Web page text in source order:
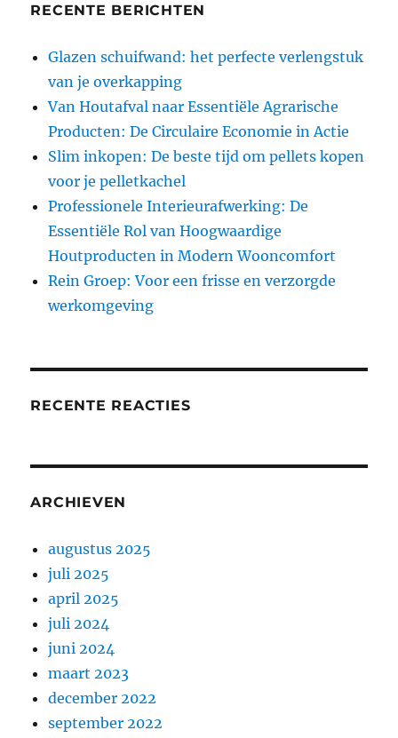
RECENTE BERICHTEN
Glazen schuifwand: het perfecte verlengstuk
van je overkapping
Van Houtafval naar Essentiële Agrarische
Producten: De Circulaire Economie in Actie
Slim inkopen: De beste tijd om pellets kopen
voor je pelletkachel
Professionele Interieurafwerking: De
Essentiële Rol van Hoogwaardige
Houtproducten in Modern Wooncomfort
Rein Groep: Voor een frisse en verzorgde
werkomgeving
RECENTE REACTIES
ARCHIEVEN
augustus 2025
juli 2025
april 2025
juli 2024
juni 2024
maart 2023
december 2022
september 2022